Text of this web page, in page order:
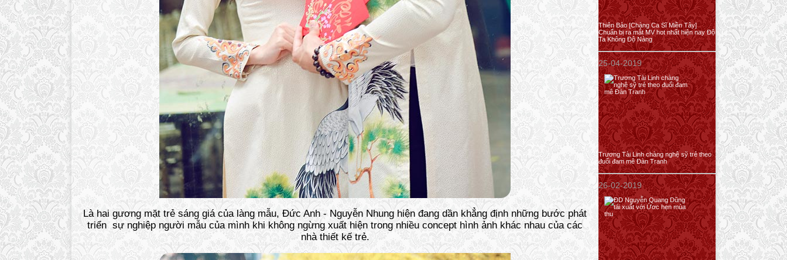
Là hai gương mặt trẻ sáng giá của làng mẫu, Đức Anh - Nguyễn Nhung hiện đang dần khẳng định những bước phát
triển sự nghiệp người mẫu của mình khi không ngừng xuất hiện trong nhiều concept hình ảnh khác nhau của các
nhà thiết kế trẻ.
Thiên Bảo [Chàng Ca Sĩ Miền Tây]
Chuẩn bị ra mắt MV hot nhất hiện nay Độ
Ta Không Độ Nàng
25-04-2019
Trương Tài Linh chàng nghệ sỹ trẻ theo
đuổi đam mê Đàn Tranh
26-02-2019